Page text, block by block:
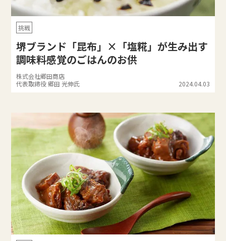
挑戦
堺ブランド「昆布」×「塩糀」が生み出す
調味料感覚のごはんのお供
株式会社郷田商店
代表取締役 郷田 光伸氏
2024.04.03